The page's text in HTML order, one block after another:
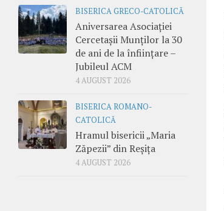
BISERICA GRECO-CATOLICĂ
Aniversarea Asociației
Cercetașii Munților la 30
de ani de la înființare –
Jubileul ACM
4 AUGUST 2026
BISERICA ROMANO-
CATOLICĂ
Hramul bisericii „Maria
Zăpezii” din Reșița
4 AUGUST 2026